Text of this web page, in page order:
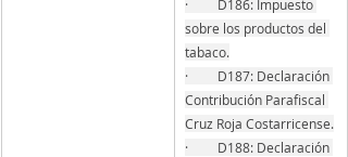
·         D186: Impuesto
sobre los productos del
tabaco.
·         D187: Declaración
Contribución Parafiscal
Cruz Roja Costarricense.
·         D188: Declaración